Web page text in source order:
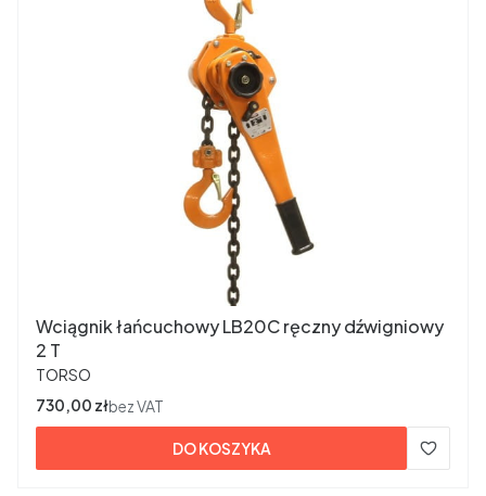
Wciągnik łańcuchowy LB20C ręczny dźwigniowy
2 T
PRODUCENT
TORSO
Cena
730,00 złbez VAT
DO KOSZYKA